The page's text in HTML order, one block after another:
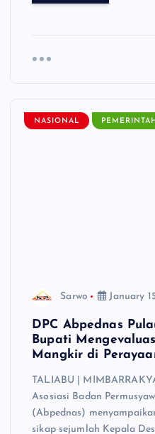
NASIONAL
Sarwo January
DPC Abpednas
Bupati
Mangkir di
TALIABU |
Asosiasi Badan
(Abpednas)
sikap sejumlah Kepala